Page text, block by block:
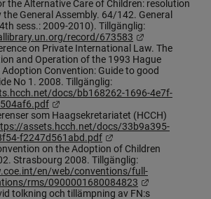
deras familjer. Vikten av
samarbete mellan
och mottagande stater är
när vuxna adopterade söker sitt
är en livslång process.
rekommendationer i
Haagkonferenser
on the practical operation of the
of 29 May 1993 on Protection of
in Respect of Intercountry
the Alternative Care of Children: resolution
General Assembly. 64/142. General
record/673583
Länk till annan
on Private International Law. The
and Operation of the 1993 Hague
Convention: Guide to good
docs/bb168262-1696-4e7f-
Länk till annan webbplats.
som Haagsekretariatet (HCCH)
assets.hcch.net/docs/33b9a395-
f2247d561abd.pdf
Länk till annan
on the Adoption of Children
en/web/conventions/full-
rms/0900001680084823
Länk till
tolkning och tillämpning av FN:s